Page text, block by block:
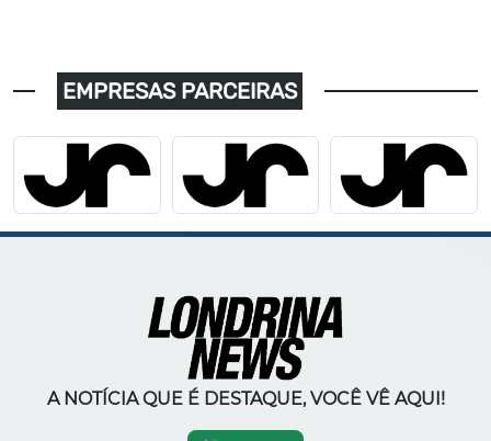
EMPRESAS PARCEIRAS
A NOTÍCIA QUE É DESTAQUE, VOCÊ VÊ AQUI!